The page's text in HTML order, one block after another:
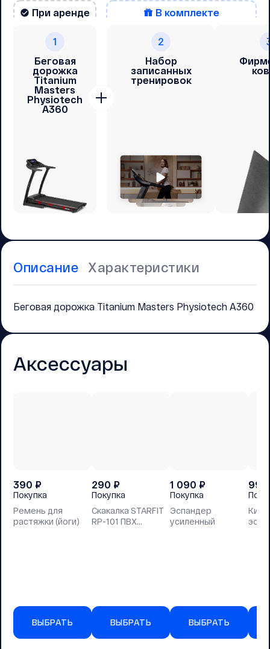
При аренде
1
Беговая
дорожка
Titanium
Masters
Physiotech
A360
В комплекте
2
Набор
записанных
тренировок
Описание Характеристики
Беговая дорожка Titanium Masters Physiotech A360
Аксессуары
390 ₽
Покупка
Ремень для
растяжки (йоги)
ВЫБРАТЬ
290 ₽
Покупка
Скакалка STARFIT
RP-101 ПВХ
ВЫБРАТЬ
1 090 ₽
Покупка
Эспандер
усиленный
ВЫБРАТЬ
990